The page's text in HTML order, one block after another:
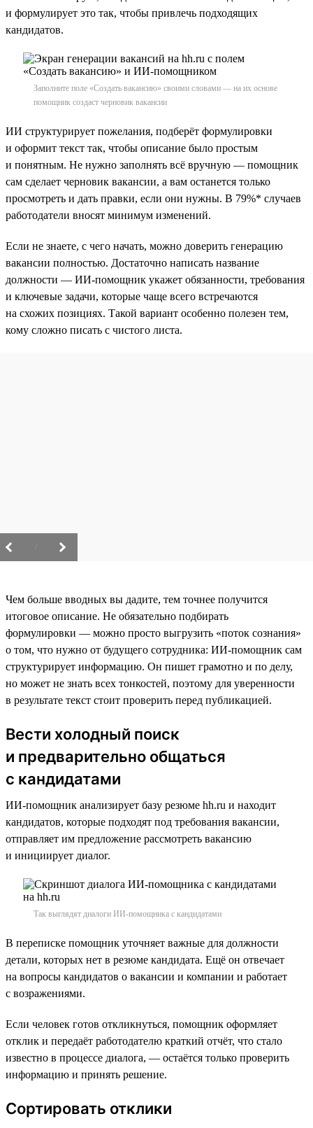
и формулирует это так, чтобы привлечь подходящих
кандидатов.
Заполните поле «Создать вакансию» своими словами — на их основе
помощник создаст черновик вакансии
ИИ структурирует пожелания, подберёт формулировки
и оформит текст так, чтобы описание было простым
и понятным. Не нужно заполнять всё вручную — помощник
сам сделает черновик вакансии, а вам останется только
просмотреть и дать правки, если они нужны. В 79%* случаев
работодатели вносят минимум изменений.
Если не знаете, с чего начать, можно доверить генерацию
вакансии полностью. Достаточно написать название
должности — ИИ-помощник укажет обязанности, требования
и ключевые задачи, которые чаще всего встречаются
на схожих позициях. Такой вариант особенно полезен тем,
кому сложно писать с чистого листа.
Чем больше вводных вы дадите, тем точнее получится
итоговое описание. Не обязательно подбирать
формулировки — можно просто выгрузить «поток сознания»
о том, что нужно от будущего сотрудника: ИИ-помощник сам
структурирует информацию. Он пишет грамотно и по делу,
но может не знать всех тонкостей, поэтому для уверенности
в результате текст стоит проверить перед публикацией.
Вести холодный поиск
и предварительно общаться
с кандидатами
ИИ-помощник анализирует базу резюме hh.ru и находит
кандидатов, которые подходят под требования вакансии,
отправляет им предложение рассмотреть вакансию
и инициирует диалог.
Так выглядят диалоги ИИ-помощника с кандидатами
В переписке помощник уточняет важные для должности
детали, которых нет в резюме кандидата. Ещё он отвечает
на вопросы кандидатов о вакансии и компании и работает
с возражениями.
Если человек готов откликнуться, помощник оформляет
отклик и передаёт работодателю краткий отчёт, что стало
известно в процессе диалога, — остаётся только проверить
информацию и принять решение.
Сортировать отклики